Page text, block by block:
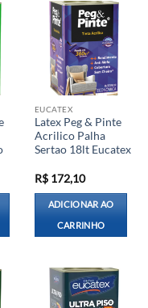
EUCATEX
Latex Peg & Pinte
Acrilico Palha
Sertao 18lt Eucatex
R$172,10
ADICIONAR AO
CARRINHO